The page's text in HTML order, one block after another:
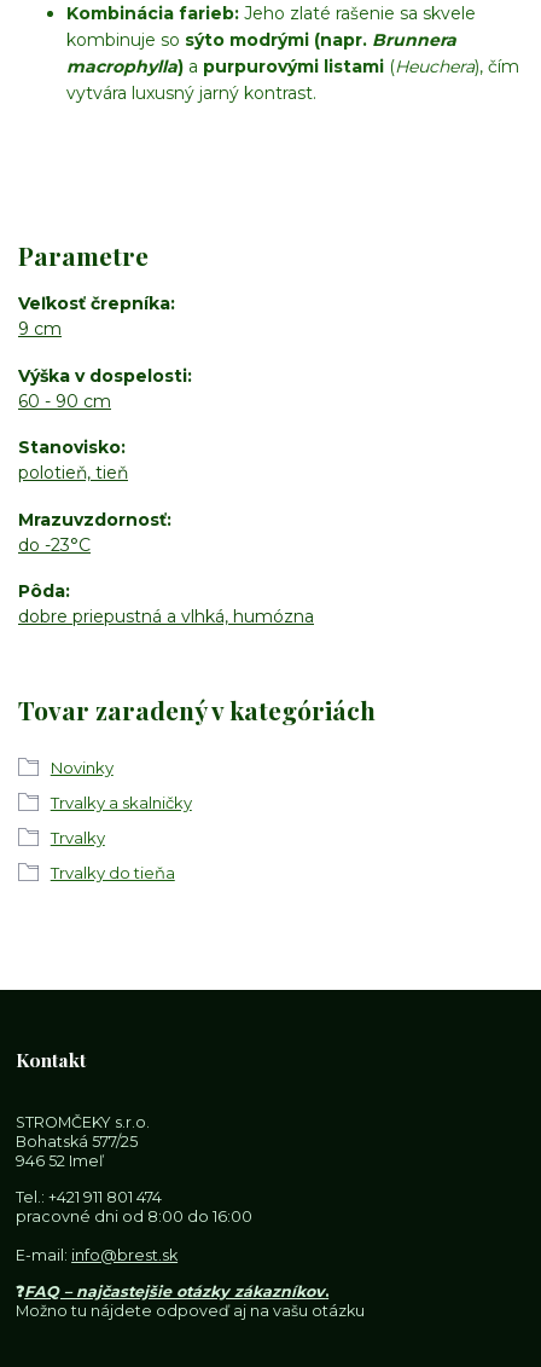
Kombinácia farieb: Jeho zlaté rašenie sa skvele
kombinuje so sýto modrými (napr. Brunnera
macrophylla) a purpurovými listami (Heuchera), čím
vytvára luxusný jarný kontrast.
Parametre
Veľkosť črepníka
9 cm
Výška v dospelosti
60 - 90 cm
Stanovisko
polotieň, tieň
Mrazuvzdornosť
do -23°C
Pôda
dobre priepustná a vlhká, humózna
Tovar zaradený v kategóriách
Novinky
Trvalky a skalničky
Trvalky
Trvalky do tieňa
Kontakt
STROMČEKY s.r.o.
Bohatská 577/25
946 52 Imeľ
Tel.:+421 911 801 474
pracovné dni od 8:00 do 16:00
E-mail: info@brest.sk
❓FAQ – najčastejšie otázky zákazníkov.
Možno tu nájdete odpoveď aj na vašu otázku